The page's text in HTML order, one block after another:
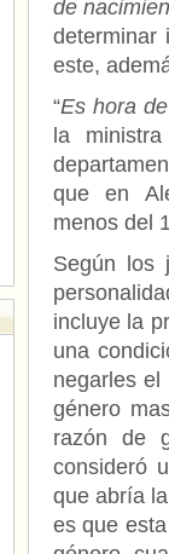
de
determinar
este,
“Es hora
la
que en
menos del
Según los
incluye la
una
negarles el
género
razón de
consideró
que abría
es que